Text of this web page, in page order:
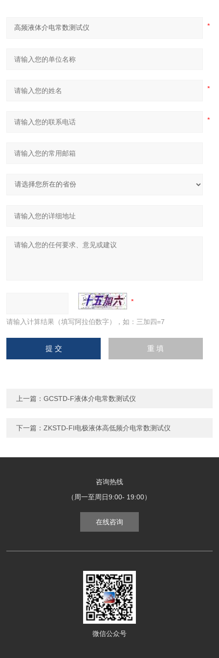
请输入计算结果（填写阿拉伯数字），如：三加四=7
上一篇：GCSTD-F液体介电常数测试仪
下一篇：ZKSTD-FI电极液体高低频介电常数测试仪
咨询热线
（周一至周日9:00- 19:00）
在线咨询
微信公众号